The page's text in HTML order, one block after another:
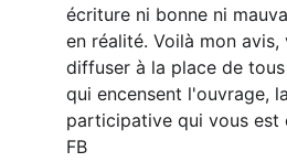
écriture ni bonne ni
en réalité. Voilà mon
diffuser à la place de
qui encensent l'ouvrage,
participative qui vous est
FB